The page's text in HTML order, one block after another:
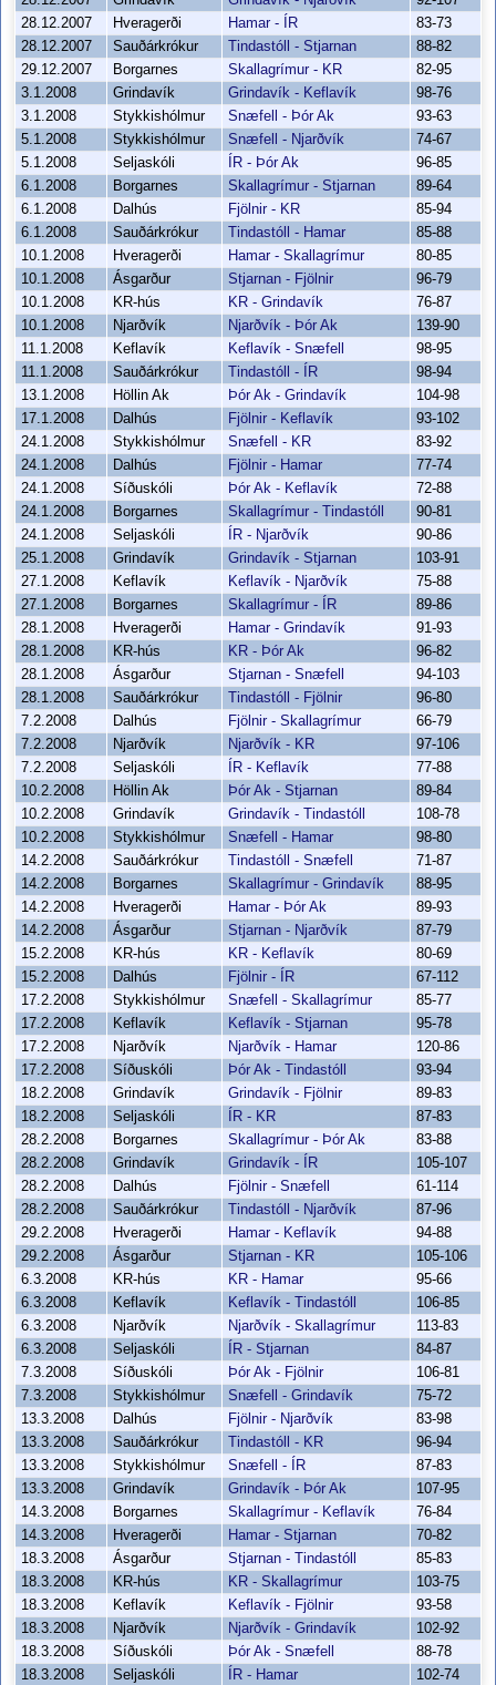
28.12.2007
Hveragerði Hamar - ÍR
83-73
28.12.2007
Sauðárkrókur Tindastóll - Stjarnan
88-82
29.12.2007
Borgarnes Skallagrímur - KR
82-95
3.1.2008
Grindavík Grindavík - Keflavík
98-76
3.1.2008
Stykkishólmur Snæfell - Þór Ak
93-63
5.1.2008
Stykkishólmur Snæfell - Njarðvík
74-67
5.1.2008
Seljaskóli ÍR - Þór Ak
96-85
6.1.2008
Borgarnes Skallagrímur - Stjarnan
89-64
6.1.2008
Dalhús Fjölnir - KR
85-94
6.1.2008
Sauðárkrókur Tindastóll - Hamar
85-88
10.1.2008
Hveragerði Hamar - Skallagrímur
80-85
10.1.2008
Ásgarður Stjarnan - Fjölnir
96-79
10.1.2008
KR-hús KR - Grindavík
76-87
10.1.2008
Njarðvík Njarðvík - Þór Ak
139-90
11.1.2008
Keflavík Keflavík - Snæfell
98-95
11.1.2008
Sauðárkrókur Tindastóll - ÍR
98-94
13.1.2008
Höllin Ak Þór Ak - Grindavík
104-98
17.1.2008
Dalhús Fjölnir - Keflavík
93-102
24.1.2008
Stykkishólmur Snæfell - KR
83-92
24.1.2008
Dalhús Fjölnir - Hamar
77-74
24.1.2008
Síðuskóli Þór Ak - Keflavík
72-88
24.1.2008
Borgarnes Skallagrímur - Tindastóll
90-81
24.1.2008
Seljaskóli ÍR - Njarðvík
90-86
25.1.2008
Grindavík Grindavík - Stjarnan
103-91
27.1.2008
Keflavík Keflavík - Njarðvík
75-88
27.1.2008
Borgarnes Skallagrímur - ÍR
89-86
28.1.2008
Hveragerði Hamar - Grindavík
91-93
28.1.2008
KR-hús KR - Þór Ak
96-82
28.1.2008
Ásgarður Stjarnan - Snæfell
94-103
28.1.2008
Sauðárkrókur Tindastóll - Fjölnir
96-80
7.2.2008
Dalhús Fjölnir - Skallagrímur
66-79
7.2.2008
Njarðvík Njarðvík - KR
97-106
7.2.2008
Seljaskóli ÍR - Keflavík
77-88
10.2.2008
Höllin Ak Þór Ak - Stjarnan
89-84
10.2.2008
Grindavík Grindavík - Tindastóll
108-78
10.2.2008
Stykkishólmur Snæfell - Hamar
98-80
14.2.2008
Sauðárkrókur Tindastóll - Snæfell
71-87
14.2.2008
Borgarnes Skallagrímur - Grindavík
88-95
14.2.2008
Hveragerði Hamar - Þór Ak
89-93
14.2.2008
Ásgarður Stjarnan - Njarðvík
87-79
15.2.2008
KR-hús KR - Keflavík
80-69
15.2.2008
Dalhús Fjölnir - ÍR
67-112
17.2.2008
Stykkishólmur Snæfell - Skallagrímur
85-77
17.2.2008
Keflavík Keflavík - Stjarnan
95-78
17.2.2008
Njarðvík Njarðvík - Hamar
120-86
17.2.2008
Síðuskóli Þór Ak - Tindastóll
93-94
18.2.2008
Grindavík Grindavík - Fjölnir
89-83
18.2.2008
Seljaskóli ÍR - KR
87-83
28.2.2008
Borgarnes Skallagrímur - Þór Ak
83-88
28.2.2008
Grindavík Grindavík - ÍR
105-107
28.2.2008
Dalhús Fjölnir - Snæfell
61-114
28.2.2008
Sauðárkrókur Tindastóll - Njarðvík
87-96
29.2.2008
Hveragerði Hamar - Keflavík
94-88
29.2.2008
Ásgarður Stjarnan - KR
105-106
6.3.2008
KR-hús KR - Hamar
95-66
6.3.2008
Keflavík Keflavík - Tindastóll
106-85
6.3.2008
Njarðvík Njarðvík - Skallagrímur
113-83
6.3.2008
Seljaskóli ÍR - Stjarnan
84-87
7.3.2008
Síðuskóli Þór Ak - Fjölnir
106-81
7.3.2008
Stykkishólmur Snæfell - Grindavík
75-72
13.3.2008
Dalhús Fjölnir - Njarðvík
83-98
13.3.2008
Sauðárkrókur Tindastóll - KR
96-94
13.3.2008
Stykkishólmur Snæfell - ÍR
87-83
13.3.2008
Grindavík Grindavík - Þór Ak
107-95
14.3.2008
Borgarnes Skallagrímur - Keflavík
76-84
14.3.2008
Hveragerði Hamar - Stjarnan
70-82
18.3.2008
Ásgarður Stjarnan - Tindastóll
85-83
18.3.2008
KR-hús KR - Skallagrímur
103-75
18.3.2008
Keflavík Keflavík - Fjölnir
93-58
18.3.2008
Njarðvík Njarðvík - Grindavík
102-92
18.3.2008
Síðuskóli Þór Ak - Snæfell
88-78
18.3.2008
Seljaskóli ÍR - Hamar 102-74